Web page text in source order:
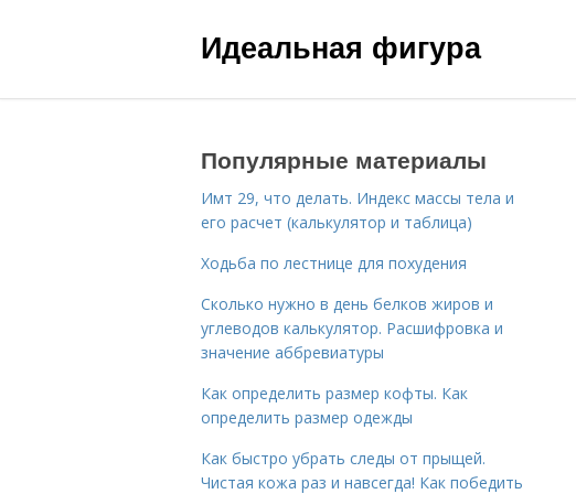
Идеальная фигура
Популярные материалы
Имт 29, что делать. Индекс массы тела и
его расчет (калькулятор и таблица)
Ходьба по лестнице для похудения
Сколько нужно в день белков жиров и
углеводов калькулятор. Расшифровка и
значение аббревиатуры
Как определить размер кофты. Как
определить размер одежды
Как быстро убрать следы от прыщей.
Чистая кожа раз и навсегда! Как победить